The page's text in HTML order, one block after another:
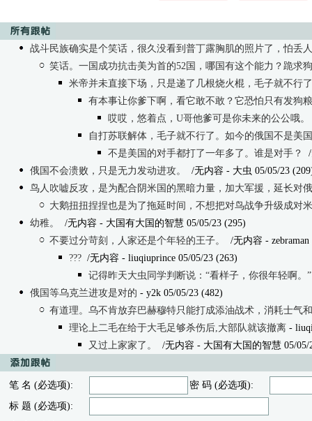
战斗民族确实是个笑话，很久没看到普丁露胸肌的照片了，怕丢人
笑话。一国成功抗击美为首的52国，哪国有这个能力？跪求
米帝并未直接下场，只是递了几根烧火棍，毛子就不行了
有本事让你爹下啊，看它敢不敢？它恐怕只有发狗
哎哎，悠着点，U哥他爹可是你未来的公公哦。
自打苏联解体，毛子就不行了。如今的俄国不是美
不是美国的对手都打了一年多了。谁是对手？
俄国不会溃败，只是无力发动进攻。
/无内容 - 大虫 05/05/23
鸟人吹嘘反攻，是为配合阴米国的黑暗力量，加大军援，延长对
大鹅扭扭捏捏也是为了拖延时间，不想把对鸟战争升级成对米战争；等2024床
幼稚。
/无内容 - 大国有大国的智慧 05/05/23 (295)
不要过分苛刻，人家还是个年轻的王子。
/无内容 -
??? /无内容 - liuqiuprince 05/05/23 (263)
记得昨天大虫同学判断说：“看样子，你很年轻啊。” 即
俄国等乌克兰进攻是对的 - y2k 05/05/23 (482)
有道理。乌不肯放弃巴赫穆特只能打成添油战术，消耗士气
理论上二毛在给于大毛足够杀伤后,大部队就该撤离 -
又过上家家了。
/无内容 - 大国有大国的智慧 05/05/
笔 名 (必选项):
密 码 (必选项):
标 题 (必选项):